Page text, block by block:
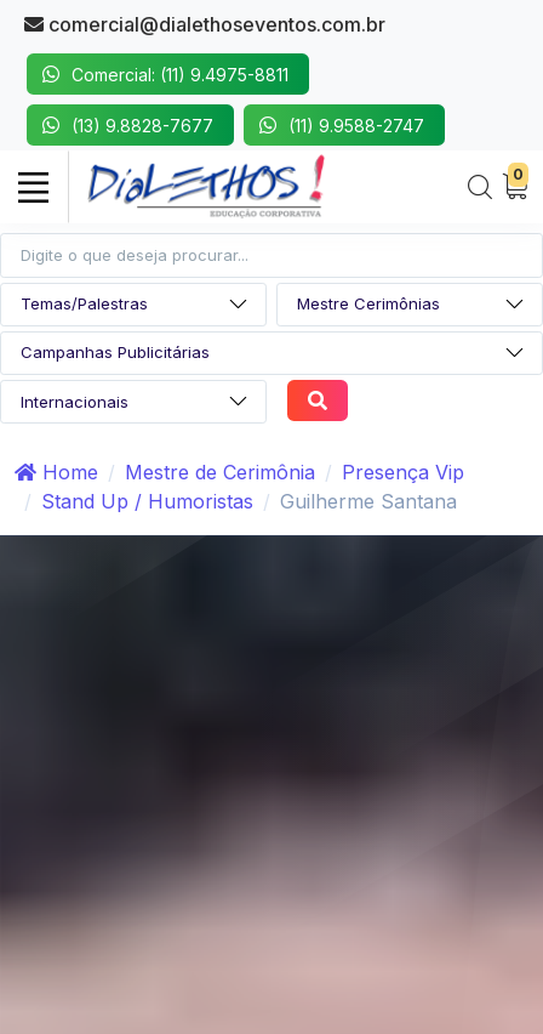
comercial@dialethoseventos.com.br
Comercial: (11) 9.4975-8811
(13) 9.8828-7677 (11) 9.9588-2747
0
Home Mestre de Cerimônia
Presença Vip
Stand Up / Humoristas
Guilherme Santana